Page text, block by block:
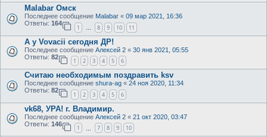
Malabar Омск
Последнее сообщение Malabar « 09 мар 2021, 16:36
Ответы: 164
1 … 8 9 10 11
А у Vovacii сегодня ДР!
Последнее сообщение Алексей 2 « 30 янв 2021, 05:55
Ответы: 82
1 2 3 4 5 6
Считаю необходимым поздравить ksv
Последнее сообщение shura-ag « 24 ноя 2020, 11:34
Ответы: 82
1 2 3 4 5 6
vk68, УРА! г. Владимир.
Последнее сообщение Алексей 2 « 21 окт 2020, 03:47
Ответы: 146
1 7 8 9 10